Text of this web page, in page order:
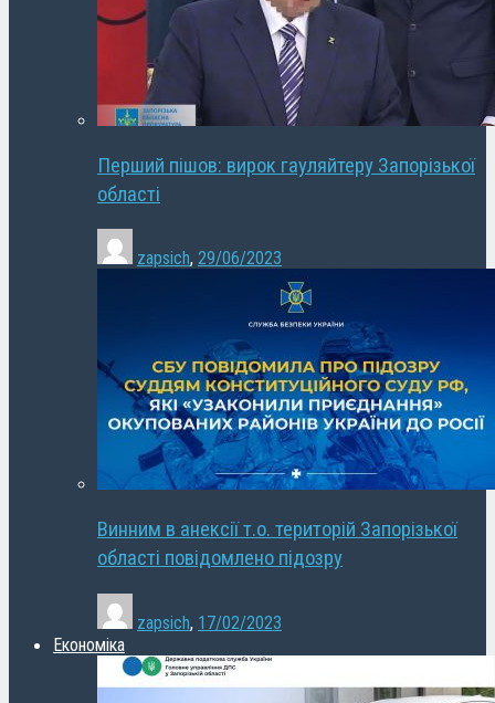
Перший пішов: вирок гауляйтеру Запорізької
області
zapsich, 29/06/2023
Винним в анексії т.о. територій Запорізької
області повідомлено підозру
zapsich, 17/02/2023
Економіка